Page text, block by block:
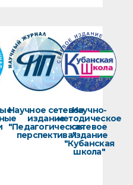
Научное сетевое
издание
"Педагогическая
перспектива"
Научно-
методическое
сетевое
издание
"Кубанская
школа"